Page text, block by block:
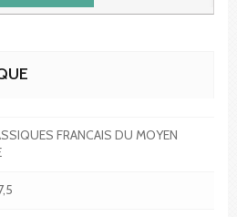
FRANCAIS DU MOYEN